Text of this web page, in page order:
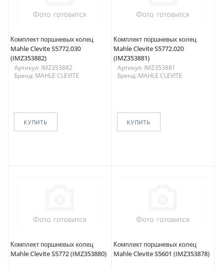
Комплект поршневых колец
Mahle Clevite S5772.030
(IMZ353882)
Артикул: IMZ353882
Бренд: MAHLE CLEVITE
КУПИТЬ
Комплект поршневых колец
Mahle Clevite S5772.020
(IMZ353881)
Артикул: IMZ353881
Бренд: MAHLE CLEVITE
КУПИТЬ
Комплект поршневых колец
Mahle Clevite S5772 (IMZ353880)
Комплект поршневых колец
Mahle Clevite S5601 (IMZ353878)